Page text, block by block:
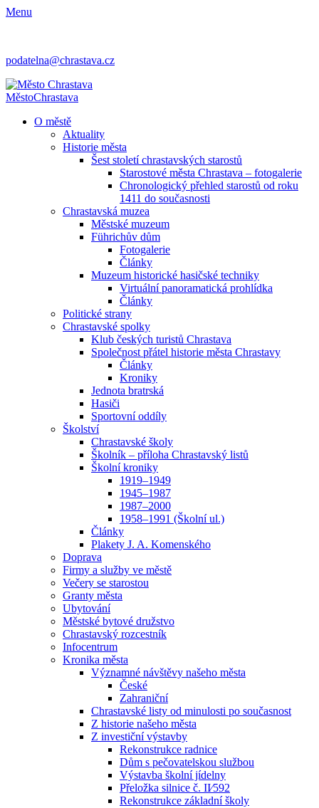
Menu
podatelna@chrastava.cz
MěstoChrastava
O městě
Aktuality
Historie města
Šest století chrastavských starostů
Starostové města Chrastava – fotogalerie
Chronologický přehled starostů od roku
1411 do současnosti
Chrastavská muzea
Městské muzeum
Führichův dům
Fotogalerie
Články
Muzeum historické hasičské techniky
Virtuální panoramatická prohlídka
Články
Politické strany
Chrastavské spolky
Klub českých turistů Chrastava
Společnost přátel historie města Chrastavy
Články
Kroniky
Jednota bratrská
Hasiči
Sportovní oddíly
Školství
Chrastavské školy
Školník – příloha Chrastavský listů
Školní kroniky
1919–1949
1945–1987
1987–2000
1958–1991 (Školní ul.)
Články
Plakety J. A. Komenského
Doprava
Firmy a služby ve městě
Večery se starostou
Granty města
Ubytování
Městské bytové družstvo
Chrastavský rozcestník
Infocentrum
Kronika města
Významné návštěvy našeho města
České
Zahraniční
Chrastavské listy od minulosti po současnost
Z historie našeho města
Z investiční výstavby
Rekonstrukce radnice
Dům s pečovatelskou službou
Výstavba školní jídelny
Přeložka silnice č. II⁄592
Rekonstrukce základní školy